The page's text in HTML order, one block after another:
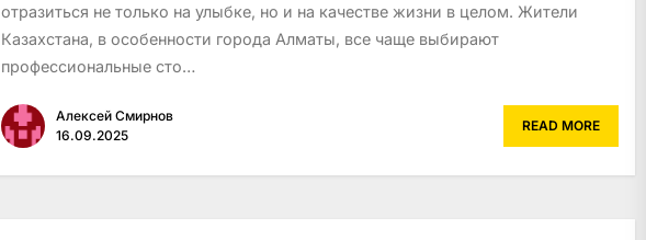
отразиться не только на улыбке, но и на качестве жизни в целом. Жители
Казахстана, в особенности города Алматы, все чаще выбирают
профессиональные сто…
Алексей Смирнов
16.09.2025
READ MORE